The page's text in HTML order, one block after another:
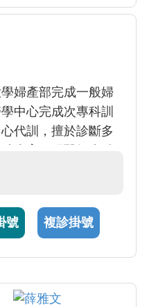
婦產部完成一般婦
中心完成次專科訓
代訓，擅於診斷多
於協助不孕夫妻完
療。
號 複診掛號